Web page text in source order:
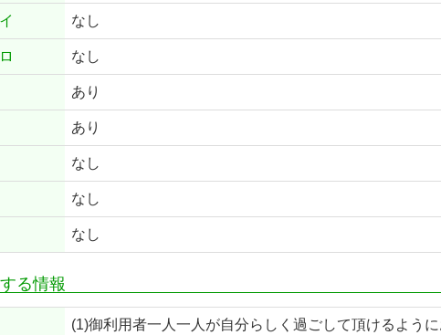
なし
なし
あり
あり
なし
なし
なし
る情報
(1)御利用者一人一人が自分らしく過ごして頂けるよう